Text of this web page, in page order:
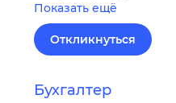
Показать ещё
Откликнуться
Бухгалтер